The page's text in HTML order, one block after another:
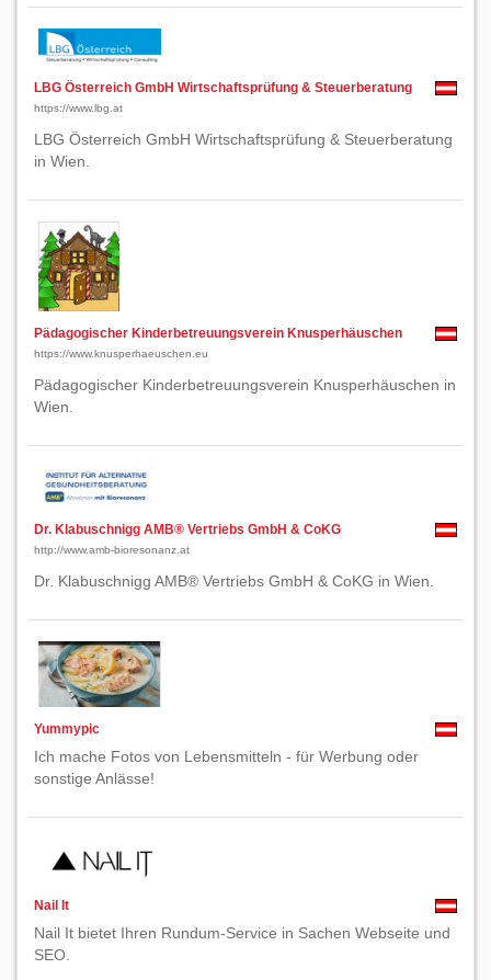
LBG Österreich GmbH Wirtschaftsprüfung & Steuerberatung
https://www.lbg.at
LBG Österreich GmbH Wirtschaftsprüfung & Steuerberatung
in Wien.
Pädagogischer Kinderbetreuungsverein Knusperhäuschen
https://www.knusperhaeuschen.eu
Pädagogischer Kinderbetreuungsverein Knusperhäuschen in
Wien.
Dr. Klabuschnigg AMB® Vertriebs GmbH & CoKG
http://www.amb-bioresonanz.at
Dr. Klabuschnigg AMB® Vertriebs GmbH & CoKG in Wien.
Yummypic
Ich mache Fotos von Lebensmitteln - für Werbung oder
sonstige Anlässe!
Nail It
Nail It bietet Ihren Rundum-Service in Sachen Webseite und
SEO.